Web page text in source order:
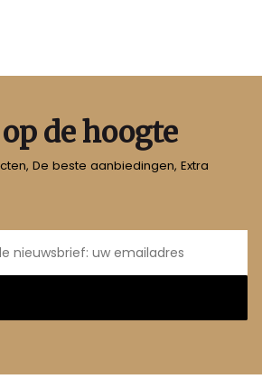
de hoogte
De beste aanbiedingen, Extra